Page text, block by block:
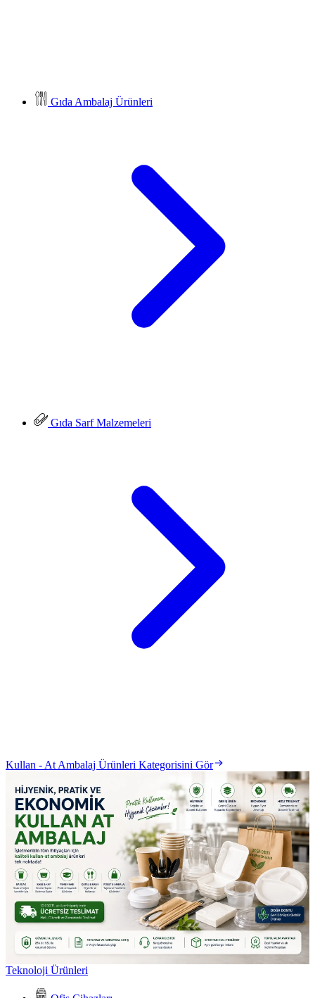
Gıda Ambalaj Ürünleri
Gıda Sarf Malzemeleri
Kullan - At Ambalaj Ürünleri Kategorisini Gör
Teknoloji Ürünleri